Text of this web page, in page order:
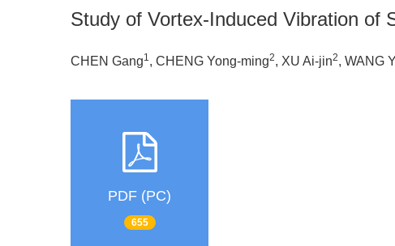
Study of Vortex-Induced Vibration of
CHEN Gang1 , CHENG Yong-ming2, XU Ai-jin2, WANG
PDF (PC)
655